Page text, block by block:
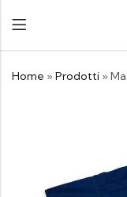
Home » Prodotti »